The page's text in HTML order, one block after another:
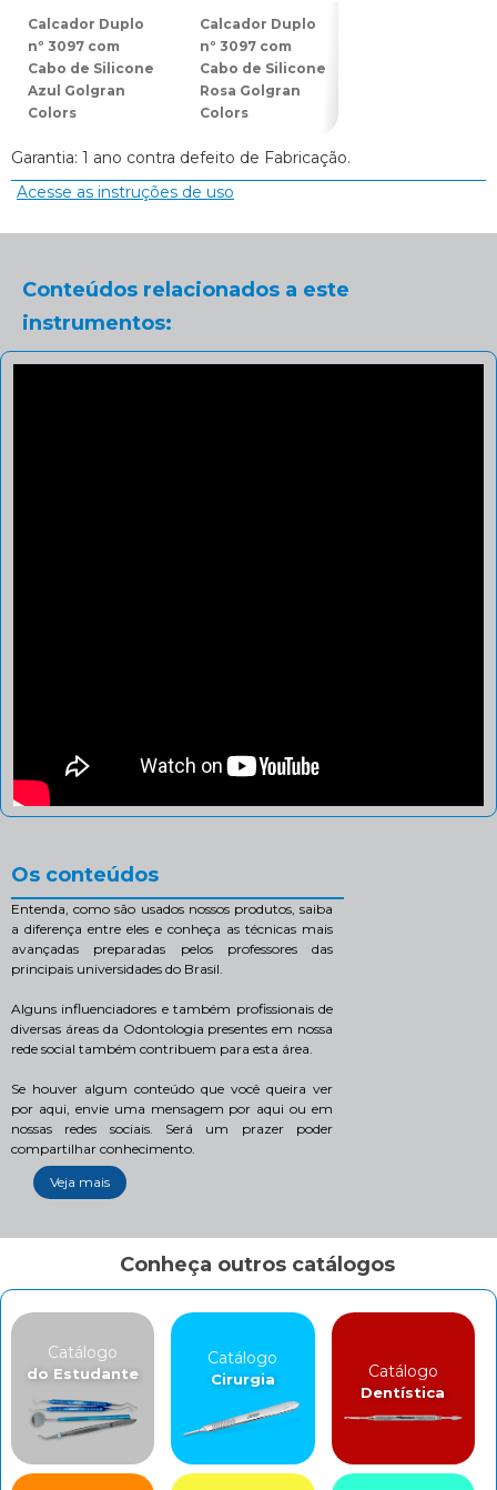
Calcador Duplo
nº 3097 com
Cabo de Silicone
Azul Golgran
Colors
Calcador Duplo
nº 3097 com
Cabo de Silicone
Rosa Golgran
Colors
Garantia: 1 ano contra defeito de Fabricação.
Acesse as instruções de uso
Conteúdos relacionados a este
instrumentos:
Os conteúdos
Entenda, como são usados nossos produtos, saiba
a diferença entre eles e conheça as técnicas mais
avançadas preparadas pelos professores das
principais universidades do Brasil.
Alguns influenciadores e também profissionais de
diversas áreas da Odontologia presentes em nossa
rede social também contribuem para esta área.
Se houver algum conteúdo que você queira ver
por aqui, envie uma mensagem por aqui ou em
nossas redes sociais. Será um prazer poder
compartilhar conhecimento.
Veja mais
Conheça outros catálogos
Catálogo
do Estudante
Catálogo
Cirurgia Catálogo
Dentística